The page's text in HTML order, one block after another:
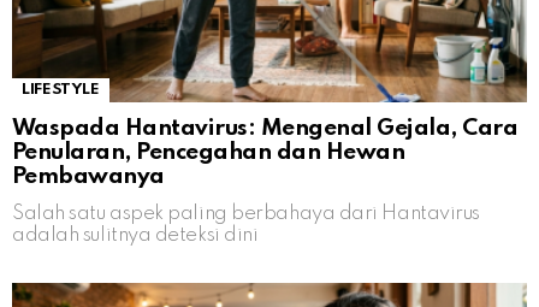
LIFESTYLE
Waspada Hantavirus: Mengenal Gejala, Cara
Penularan, Pencegahan dan Hewan
Pembawanya
Salah satu aspek paling berbahaya dari Hantavirus
adalah sulitnya deteksi dini